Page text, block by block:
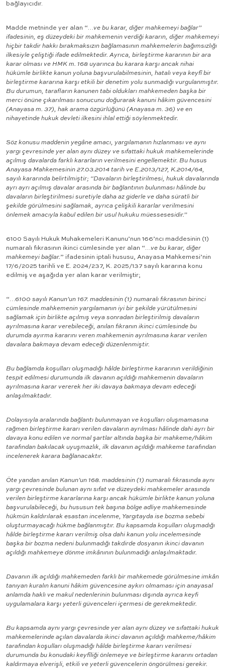
bağlayıcıdır.
Madde metninde yer alan “…ve bu karar, diğer mahkemeyi bağlar”
ifadesinin, eş düzeydeki bir mahkemenin verdiği kararın, diğer mahkemeyi
hiçbir takdir hakkı bırakmaksızın bağlamasının mahkemelerin bağımsızlığı
ilkesiyle çeliştiği ifade edilmektedir. Ayrıca, birleştirme kararının bir ara
karar olması ve HMK m. 168 uyarınca bu karara karşı ancak nihai
hükümle birlikte kanun yoluna başvurulabilmesinin, hatalı veya keyfî bir
birleştirme kararına karşı etkili bir denetim yolu sunmadığı vurgulanmıştır.
Bu durumun, tarafların kanunen tabi oldukları mahkemeden başka bir
merci önüne çıkarılması sonucunu doğurarak kanuni hâkim güvencesini
(Anayasa m. 37), hak arama özgürlüğünü (Anayasa m. 36) ve en
nihayetinde hukuk devleti ilkesini ihlal ettiği söylenmektedir.
Söz konusu maddenin yegâne amacı, yargılamanın hızlanması ve aynı
yargı çevresinde yer alan aynı düzey ve sıfattaki hukuk mahkemelerinde
açılmış davalarda farklı kararların verilmesini engellemektir. Bu husus
Anayasa Mahkemesinin 27.03.2014 tarih ve E.2013/127, K.2014/64,
sayılı kararında belirtilmiştir; “Davaların birleştirilmesi, hukuk davalarında
ayrı ayrı açılmış davalar arasında bir bağlantının bulunması hâlinde bu
davaların birleştirilmesi suretiyle daha az giderle ve daha süratli bir
şekilde görülmesini sağlamak, ayrıca çelişkili kararlar verilmesini
önlemek amacıyla kabul edilen bir usul hukuku müessesesidir.”
6100 Sayılı Hukuk Muhakemeleri Kanunu’nun 166’ncı maddesinin (1)
numaralı fıkrasının ikinci cümlesinde yer alan “…ve bu karar, diğer
mahkemeyi bağlar.” ifadesinin iptali hususu, Anayasa Mahkemesi’nin
17/6/2025 tarihli ve E. 2024/237, K. 2025/137 sayılı kararına konu
edilmiş ve aşağıda yer alan karar verilmiştir;
“…6100 sayılı Kanun’un 167. maddesinin (1) numaralı fıkrasının birinci
cümlesinde mahkemenin yargılamanın iyi bir şekilde yürütülmesini
sağlamak için birlikte açılmış veya sonradan birleştirilmiş davaların
ayrılmasına karar verebileceği, anılan fıkranın ikinci cümlesinde bu
durumda ayırma kararını veren mahkemenin ayrılmasına karar verilen
davalara bakmaya devam edeceği düzenlenmiştir.
Bu bağlamda koşulları oluşmadığı hâlde birleştirme kararının verildiğinin
tespit edilmesi durumunda ilk davanın açıldığı mahkemenin davaların
ayrılmasına karar vererek her iki davaya bakmaya devam edeceği
anlaşılmaktadır.
Dolayısıyla aralarında bağlantı bulunmayan ve koşulları oluşmamasına
rağmen birleştirme kararı verilen davaların ayrılması hâlinde dahi ayrı bir
davaya konu edilen ve normal şartlar altında başka bir mahkeme/hâkim
tarafından bakılacak uyuşmazlık, ilk davanın açıldığı mahkeme tarafından
incelenerek karara bağlanacaktır.
Öte yandan anılan Kanun’un 168. maddesinin (1) numaralı fıkrasında aynı
yargı çevresinde bulunan aynı sıfat ve düzeydeki mahkemeler arasında
verilen birleştirme kararlarına karşı ancak hükümle birlikte kanun yoluna
başvurulabileceği, bu hususun tek başına bölge adliye mahkemesinde
hükmün kaldırılarak esastan incelenme, Yargıtayda ise bozma sebebi
oluşturmayacağı hükme bağlanmıştır. Bu kapsamda koşulları oluşmadığı
hâlde birleştirme kararı verilmiş olsa dahi kanun yolu incelemesinde
başka bir bozma nedeni bulunmadığı takdirde dosyanın ikinci davanın
açıldığı mahkemeye dönme imkânının bulunmadığı anlaşılmaktadır.
Davanın ilk açıldığı mahkemeden farklı bir mahkemede görülmesine imkân
tanıyan kuralın kanuni hâkim güvencesine aykırı olmaması için anayasal
anlamda haklı ve makul nedenlerinin bulunması dışında ayrıca keyfi
uygulamalara karşı yeterli güvenceleri içermesi de gerekmektedir.
Bu kapsamda aynı yargı çevresinde yer alan aynı düzey ve sıfattaki hukuk
mahkemelerinde açılan davalarda ikinci davanın açıldığı mahkeme/hâkim
tarafından koşulları oluşmadığı hâlde birleştirme kararı verilmesi
durumunda bu konudaki keyfîliği önlemeye ve birleştirme kararını ortadan
kaldırmaya elverişli, etkili ve yeterli güvencelerin öngörülmesi gerekir.